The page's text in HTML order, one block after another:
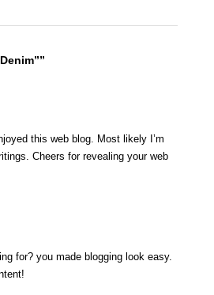
this web blog. Most likely I’m
Cheers for revealing your web
for? you made blogging look easy.